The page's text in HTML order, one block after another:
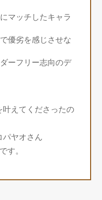
マッチしたキャラ
優劣を感じさせな
ーフリー志向のデ
えてくださったの
パヤオさん
す。